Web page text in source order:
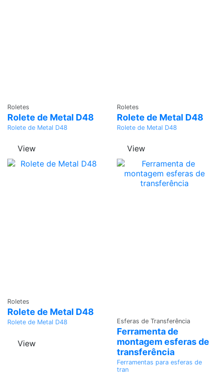
Roletes
Rolete de Metal D48
Rolete de Metal D48
View
Roletes
Rolete de Metal D48
Rolete de Metal D48
View
Roletes
Rolete de Metal D48
Rolete de Metal D48
View
Esferas de Transferência
Ferramenta de
montagem esferas de
transferência
Ferramentas para esferas de
tran